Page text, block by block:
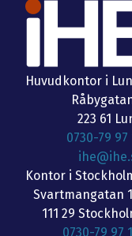
Huvudkontor i
223 61
0730-79 97
Kontor i
Svartmangatan
111 29
0730-79 97